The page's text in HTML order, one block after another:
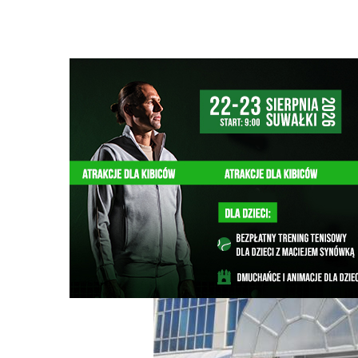
Ścieżka
nawigacyjna
Z ŻYCIA MIASTA
Całodobowa ogrzewalnia na dworcu